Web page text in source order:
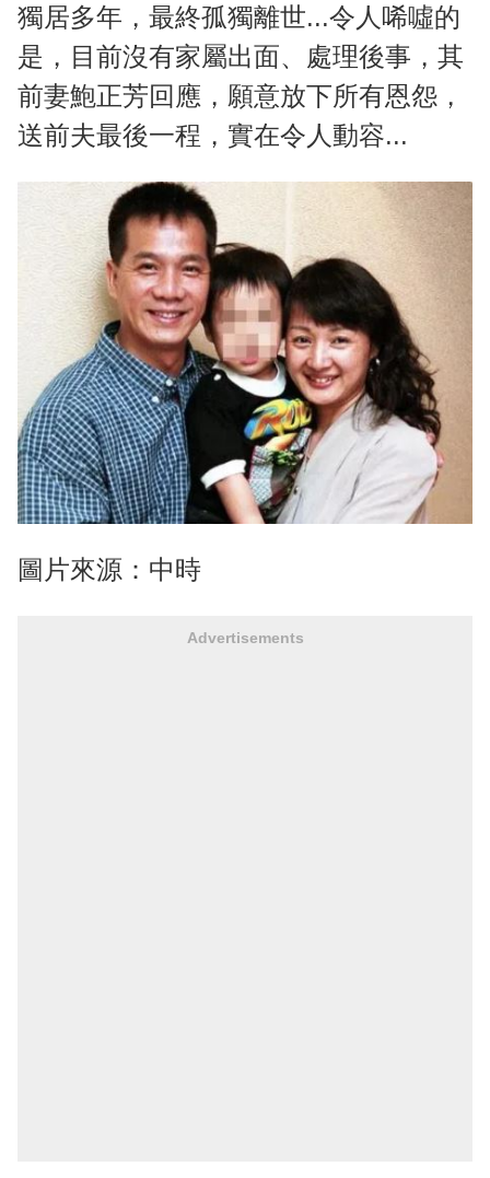
獨居多年，最終孤獨離世...令人唏噓的
是，目前沒有家屬出面、處理後事，其
前妻鮑正芳回應，願意放下所有恩怨，
送前夫最後一程，實在令人動容...
圖片來源：中時
Advertisements